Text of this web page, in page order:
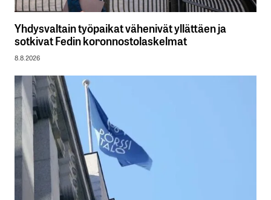
Yhdysvaltain työpaikat vähenivät yllättäen ja
sotkivat Fedin koronnostolaskelmat
8.8.2026